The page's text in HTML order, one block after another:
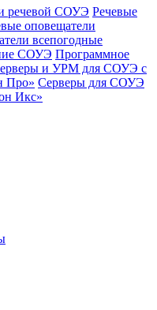
речевой СОУЭ Речевые
оповещатели
всепогодные
СОУЭ Программное
и УРМ для СОУЭ с
Про» Серверы для СОУЭ
Икс»